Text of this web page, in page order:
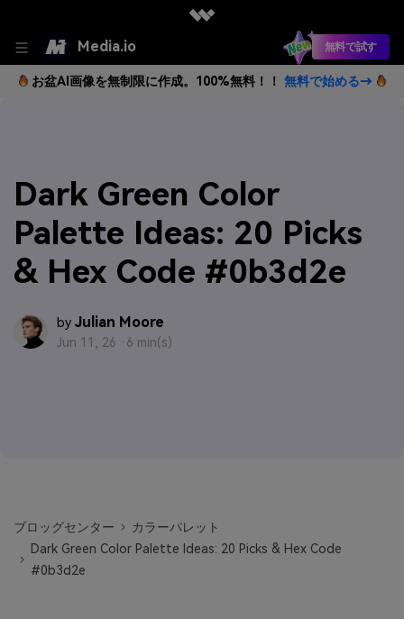
Media.io 無料で試す
お盆AI画像を無制限に作成。100%無料！！ 無料で始める→
Dark Green Color
Palette Ideas: 20 Picks
& Hex Code #0b3d2e
by Julian Moore
Jun 11, 26 · 6 min(s)
ブロッグセンター
カラーパレット
Dark Green Color Palette Ideas: 20 Picks & Hex Code
#0b3d2e